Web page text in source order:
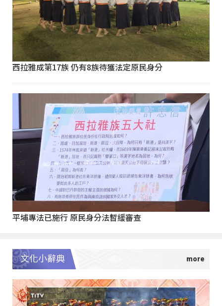
西拉雅成第17族 仍有8族待獲法定原民身分
平埔專法已施行 原民身分法暫緩審查
文化小辭典